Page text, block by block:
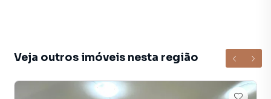
Veja outros imóveis nesta região